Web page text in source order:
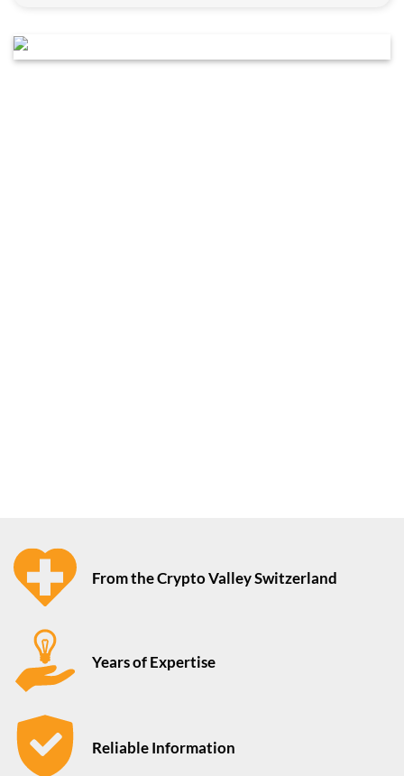
From the Crypto Valley Switzerland
Years of Expertise
Reliable Information